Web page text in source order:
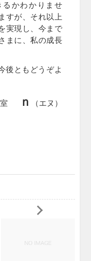
るかわかりませ
すが、それ以上
実現し、今まで
まに、私の成長
後ともどうぞよ
ｎ （エヌ）